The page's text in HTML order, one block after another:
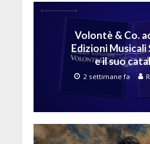
Volontè & Co.
Edizioni
e il suo
2 settimane fa